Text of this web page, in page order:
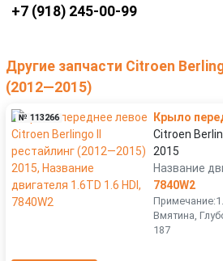
+7 (918) 245-00-99
Другие запчасти Citroen
(2012—2015)
№ 113266
Крыло
Citroen
2015
Название
7840W2
Вмятина,
187